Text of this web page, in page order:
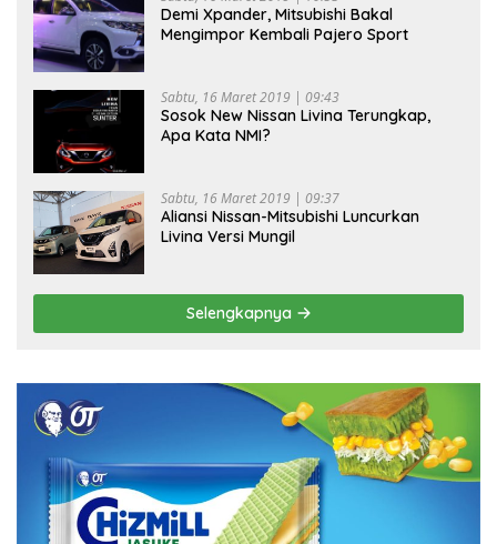
Demi Xpander, Mitsubishi Bakal
Mengimpor Kembali Pajero Sport
Sabtu, 16 Maret 2019 | 09:43
Sosok New Nissan Livina Terungkap,
Apa Kata NMI?
Sabtu, 16 Maret 2019 | 09:37
Aliansi Nissan-Mitsubishi Luncurkan
Livina Versi Mungil
Selengkapnya